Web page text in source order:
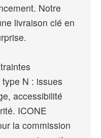
Notre
livraison clé en
N : issues
accessibilité
ICONE
la commission